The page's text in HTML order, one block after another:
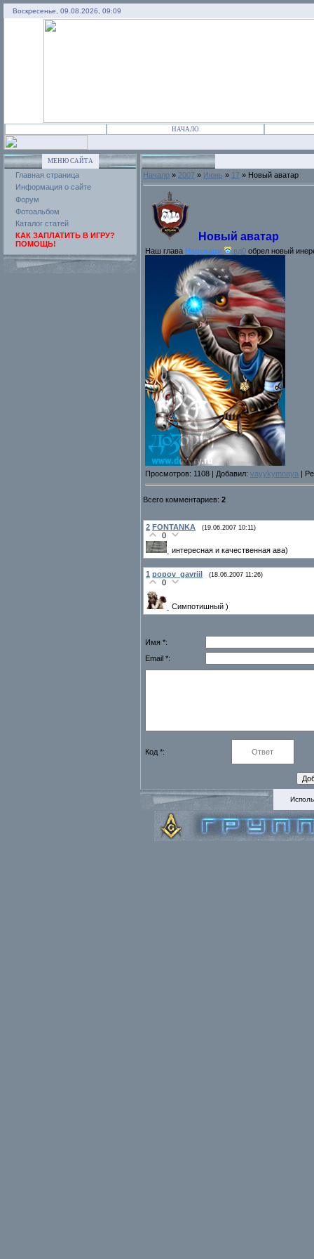
Воскресенье, 09.08.2026, 09:09
НАЧАЛО
МЕНЮ САЙТА
Главная страница
Информация о сайте
Форум
Фотоальбом
Каталог статей
КАК ЗАПЛАТИТЬ В ИГРУ?
ПОМОЩЬ!
Начало » 2007 » Июнь » 17 » Новый аватар
Новый аватар
Наш глава Нарекаци ,вд0 обрел новый
Просмотров: 1108 | Добавил: vayykymnaya |
Всего комментариев: 2
2 FONTANKA (19.06.2007 10:11)
0
интересная и качественная ава)
1 popov_gavriil (18.06.2007 11:26)
0
Симпотишный )
Имя *:
Email *:
Код *: